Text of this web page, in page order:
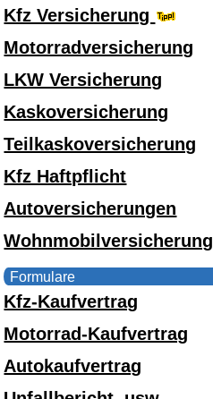
Kfz Versicherung
Motorradversicherung
LKW Versicherung
Kaskoversicherung
Teilkaskoversicherung
Kfz Haftpflicht
Autoversicherungen
Wohnmobilversicherung
Formulare
Kfz-Kaufvertrag
Motorrad-Kaufvertrag
Autokaufvertrag